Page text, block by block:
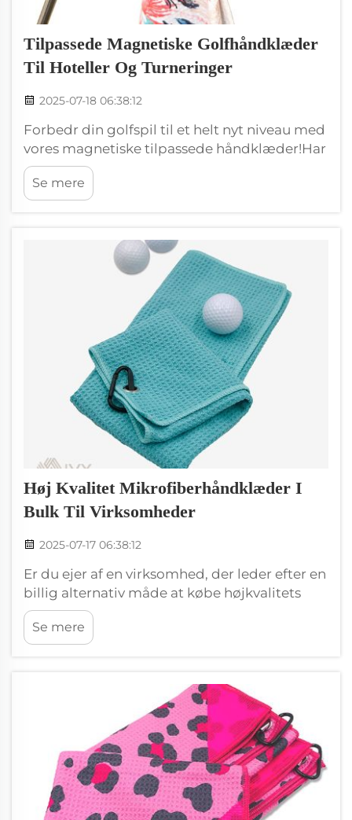
Tilpassede Magnetiske Golfhåndklæder
Til Hoteller Og Turneringer
2025-07-18 06:38:12
Forbedr din golfspil til et helt nyt niveau med
vores magnetiske tilpassede håndklæder!Har
du nogensinde været på golfbanen og
ønsket, at du havde et håndklæde i
nærheden til at tørre dit klubben af eller
personlige magnetiske golfhåndklæder,...
Se mere
Høj Kvalitet Mikrofiberhåndklæder I
Bulk Til Virksomheder
2025-07-17 06:38:12
Er du ejer af en virksomhed, der leder efter en
billig alternativ måde at købe højkvalitets
mikrofibrehåndklæder i bulk? Så søg ikke
længere end Wxivytextile. Vores bulk-
håndklæder er den ideelle løsning for både
Se mere